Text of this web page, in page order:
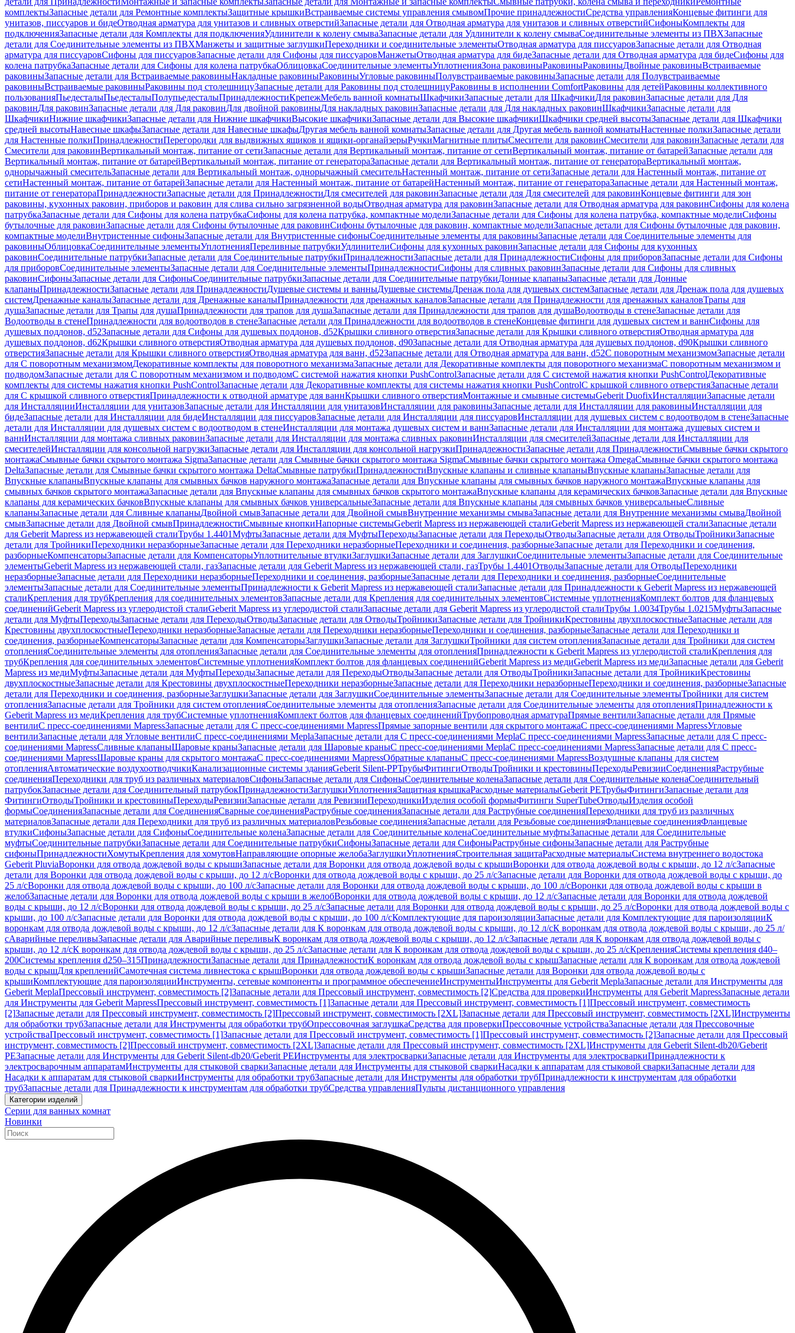
комплектыЗапасные детали для Ремонтные комплектыЗащитные крышкиВстраиваемые системы управления смывомПрочие принадлежностиСредства управленияКонцевые фитинги для
унитазов, писсуаров и бидеОтводная арматура для унитазов и сливных отверстийЗапасные детали для Отводная арматура для унитазов и сливных отверстийСифоныКомплекты для
подключенияЗапасные детали для Комплекты для подключенияУдлинители к колену смываЗапасные детали для Удлинители к колену смываСоединительные элементы из ПВХЗапасные
детали для Соединительные элементы из ПВХМанжеты и защитные заглушкиПереходники и соединительные элементыОтводная арматура для писсуаровЗапасные детали для Отводная
арматура для писсуаровCифоны для писсуаровЗапасные детали для Cифоны для писсуаровМанжетыОтводная арматура для бидеЗапасные детали для Отводная арматура для бидеСифоны для
колена патрубкаЗапасные детали для Сифоны для колена патрубкаОблицовкаСоединительные элементыУплотненияЗона раковиныРаковиныРаковиныДвойные раковиныВстраиваемые
раковиныЗапасные детали для Встраиваемые раковиныНакладные раковиныРаковиныУгловые раковиныПолувстраиваемые раковиныЗапасные детали для Полувстраиваемые
раковиныВстраиваемые раковиныРаковины под столешницуЗапасные детали для Раковины под столешницуРаковины в исполнении ComfortPаковины для детейРаковины коллективного
пользованияПьедесталыПьедесталыПолупьедесталыПринадлежностиКрепежМебель ванной комнатыШкафчикиЗапасные детали для ШкафчикиДля раковинЗапасные детали для Для
раковинДля раковинЗапасные детали для Для раковинДля двойной раковиныДля накладных pаковинЗапасные детали для Для накладных pаковинШкафчикиЗапасные детали для
ШкафчикиНижние шкафчикиЗапасные детали для Нижние шкафчикиВысокие шкафчикиЗапасные детали для Высокие шкафчикиШкафчики средней высотыЗапасные детали для Шкафчики
средней высотыНавесные шкафыЗапасные детали для Навесные шкафыДругая мебель ванной комнатыЗапасные детали для Другая мебель ванной комнатыНастенные полкиЗапасные детали
для Настенные полкиПринадлежностиПерегородки для выдвижных ящиков и ящики-органайзерыРучкиМагнитные плитыСмесители для раковинСмесители для раковинЗапасные детали для
Смесители для раковинВертикальный монтаж, питание от сетиЗапасные детали для Вертикальный монтаж, питание от сетиВертикальный монтаж, питание от батарейЗапасные детали для
Вертикальный монтаж, питание от батарейВертикальный монтаж, питание от генератораЗапасные детали для Вертикальный монтаж, питание от генератораВертикальный монтаж,
однорычажный смесительЗапасные детали для Вертикальный монтаж, однорычажный смесительНастенный монтаж, питание от сетиЗапасные детали для Настенный монтаж, питание от
сетиНастенный монтаж, питание от батарейЗапасные детали для Настенный монтаж, питание от батарейНастенный монтаж, питание от генератораЗапасные детали для Настенный монтаж,
питание от генератораПринадлежностиЗапасные детали для ПринадлежностиДля смесителей для раковинЗапасные детали для Для смесителей для раковинКонцевые фитинги для зон
раковины, кухонных раковин, приборов и раковин для слива сильно загрязненной водыОтводная арматура для раковинЗапасные детали для Отводная арматура для раковинСифоны для колена
патрубкаЗапасные детали для Сифоны для колена патрубкаСифоны для колена патрубка, компактные моделиЗапасные детали для Сифоны для колена патрубка, компактные моделиСифоны
бутылочные для раковинЗапасные детали для Сифоны бутылочные для раковинСифоны бутылочные для раковин, компактные моделиЗапасные детали для Сифоны бутылочные для раковин,
компактные моделиВнутристенные сифоныЗапасные детали для Внутристенные сифоныСоединительные элементы для раковиныЗапасные детали для Соединительные элементы для
раковиныОблицовкаСоединительные элементыУплотненияПереливные патрубкиУдлинителиСифоны для кухонных раковинЗапасные детали для Сифоны для кухонных
раковинСоединительные патрубкиЗапасные детали для Соединительные патрубкиПринадлежностиЗапасные детали для ПринадлежностиСифоны для приборовЗапасные детали для Сифоны
для приборовСоединительные элементыЗапасные детали для Соединительные элементыПринадлежностиСифоны для сливных раковинЗапасные детали для Сифоны для сливных
раковинСифоныЗапасные детали для СифоныСоединительные патрубкиЗапасные детали для Соединительные патрубкиДонные клапаныЗапасные детали для Донные
клапаныПринадлежностиЗапасные детали для ПринадлежностиДушевые системы и ванныДушевые системыДренаж пола для душевых системЗапасные детали для Дренаж пола для душевых
системДренажные каналыЗапасные детали для Дренажные каналыПринадлежности для дренажных каналовЗапасные детали для Принадлежности для дренажных каналовТрапы для
душаЗапасные детали для Трапы для душаПринадлежности для трапов для душаЗапасные детали для Принадлежности для трапов для душаВодоотводы в стенеЗапасные детали для
Водоотводы в стенеПринадлежности для водоотводов в стенеЗапасные детали для Принадлежности для водоотводов в стенеКонцевые фитинги для душевых систем и ваннСифоны для
душевых поддонов, d52Запасные детали для Сифоны для душевых поддонов, d52Крышки сливного отверстияЗапасные детали для Крышки сливного отверстияОтводная арматура для
душевых поддонов, d62Крышки сливного отверстияОтводная арматура для душевых поддонов, d90Запасные детали для Отводная арматура для душевых поддонов, d90Крышки сливного
отверстияЗапасные детали для Крышки сливного отверстияОтводная арматура для ванн, d52Запасные детали для Отводная арматура для ванн, d52С поворотным механизмомЗапасные детали
для С поворотным механизмомДекоративные комплекты для поворотного механизмаЗапасные детали для Декоративные комплекты для поворотного механизмаС поворотным механизмом и
подводомЗапасные детали для С поворотным механизмом и подводомС системой нажатия кнопки PushControlЗапасные детали для С системой нажатия кнопки PushControlДекоративные
комплекты для системы нажатия кнопки PushControlЗапасные детали для Декоративные комплекты для системы нажатия кнопки PushControlС крышкой сливного отверстияЗапасные детали
для С крышкой сливного отверстияПринадлежности к отводной арматуре для ваннКрышки сливного отверстияМонтажные и смывные системыGeberit DuofixИнсталляцииЗапасные детали
для ИнсталляцииИнсталляции для унитазовЗапасные детали для Инсталляции для унитазовИнсталляции для раковиныЗапасные детали для Инсталляции для раковиныИнсталляции для
бидеЗапасные детали для Инсталляции для бидеИнсталляции для писсуаровЗапасные детали для Инсталляции для писсуаровИнсталляции для душевых систем с водоотводом в стенеЗапасные
детали для Инсталляции для душевых систем с водоотводом в стенеИнсталляции для монтажа душевых систем и ваннЗапасные детали для Инсталляции для монтажа душевых систем и
ваннИнсталляции для монтажа сливных раковинЗапасные детали для Инсталляции для монтажа сливных раковинИнсталляции для смесителейЗапасные детали для Инсталляции для
смесителейИнсталляции для консольной нагрузкиЗапасные детали для Инсталляции для консольной нагрузкиПринадлежностиЗапасные детали для ПринадлежностиСмывные бачки скрытого
монтажаСмывные бачки скрытого монтажа SigmaЗапасные детали для Смывные бачки скрытого монтажа SigmaСмывные бачки скрытого монтажа OmegaСмывные бачки скрытого монтажа
DeltaЗапасные детали для Смывные бачки скрытого монтажа DeltaСмывные патрубкиПринадлежностиВпускные клапаны и сливные клапаныВпускные клапаныЗапасные детали для
Впускные клапаныВпускные клапаны для смывных бачков наружного монтажаЗапасные детали для Впускные клапаны для смывных бачков наружного монтажаВпускные клапаны для
смывных бачков скрытого монтажаЗапасные детали для Впускные клапаны для смывных бачков скрытого монтажаВпускные клапаны для керамических бачковЗапасные детали для Впускные
клапаны для керамических бачковВпускные клапаны для смывных бачков универсальныеЗапасные детали для Впускные клапаны для смывных бачков универсальныеСливные
клапаныЗапасные детали для Сливные клапаныДвойной смывЗапасные детали для Двойной смывВнутренние механизмы смываЗапасные детали для Внутренние механизмы смываДвойной
смывЗапасные детали для Двойной смывПринадлежностиСмывные кнопкиНапорные системыGeberit Mapress из нержавеющей сталиGeberit Mapress из нержавеющей сталиЗапасные детали
для Geberit Mapress из нержавеющей сталиТрубы 1.4401МуфтыЗапасные детали для МуфтыПереходыЗапасные детали для ПереходыОтводыЗапасные детали для ОтводыТройникиЗапасные
детали для ТройникиПереходники неразборныеЗапасные детали для Переходники неразборныеПереходники и соединения, разборныеЗапасные детали для Переходники и соединения,
разборныеКомпенсаторыЗапасные детали для КомпенсаторыУплотнительные втулкиЗаглушкиЗапасные детали для ЗаглушкиСоединительные элементыЗапасные детали для Соединительные
элементыGeberit Mapress из нержавеющей стали, газЗапасные детали для Geberit Mapress из нержавеющей стали, газТрубы 1.4401ОтводыЗапасные детали для ОтводыПереходники
неразборныеЗапасные детали для Переходники неразборныеПереходники и соединения, разборныеЗапасные детали для Переходники и соединения, разборныеСоединительные
элементыЗапасные детали для Соединительные элементыПринадлежности к Geberit Mapress из нержавеющей сталиЗапасные детали для Принадлежности к Geberit Mapress из нержавеющей
сталиКрепления для трубКрепления для соединительных элементовЗапасные детали для Крепления для соединительных элементовСистемные уплотненияКомплект болтов для фланцевых
соединенийGeberit Mapress из углеродистой сталиGeberit Mapress из углеродистой сталиЗапасные детали для Geberit Mapress из углеродистой сталиТрубы 1.0034Трубы 1.0215МуфтыЗапасные
детали для МуфтыПереходыЗапасные детали для ПереходыОтводыЗапасные детали для ОтводыТройникиЗапасные детали для ТройникиКрестовины двухплоскостныеЗапасные детали для
Крестовины двухплоскостныеПереходники неразборныеЗапасные детали для Переходники неразборныеПереходники и соединения, разборныеЗапасные детали для Переходники и
соединения, разборныеКомпенсаторыЗапасные детали для КомпенсаторыЗаглушкиЗапасные детали для ЗаглушкиТройники для систем отопленияЗапасные детали для Тройники для систем
отопленияСоединительные элементы для отопленияЗапасные детали для Соединительные элементы для отопленияПринадлежности к Geberit Mapress из углеродистой сталиКрепления для
трубКрепления для соединительных элементовСистемные уплотненияКомплект болтов для фланцевых соединенийGeberit Mapress из медиGeberit Mapress из медиЗапасные детали для Geberit
Mapress из медиМуфтыЗапасные детали для МуфтыПереходыЗапасные детали для ПереходыОтводыЗапасные детали для ОтводыТройникиЗапасные детали для ТройникиКрестовины
двухплоскостныеЗапасные детали для Крестовины двухплоскостныеПереходники неразборныеЗапасные детали для Переходники неразборныеПереходники и соединения, разборныеЗапасные
детали для Переходники и соединения, разборныеЗаглушкиЗапасные детали для ЗаглушкиСоединительные элементыЗапасные детали для Соединительные элементыТройники для систем
отопленияЗапасные детали для Тройники для систем отопленияСоединительные элементы для отопленияЗапасные детали для Соединительные элементы для отопленияПринадлежности к
Geberit Mapress из медиКрепления для трубСистемные уплотненияКомплект болтов для фланцевых соединенийТрубопроводная арматураПрямые вентилиЗапасные детали для Прямые
вентилиС пресс-соединениями MapressЗапасные детали для С пресс-соединениями MapressПрямые запорные вентили для скрытого монтажаС пресс-соединениями MapressУгловые
вентилиЗапасные детали для Угловые вентилиС пресс-соединениями MeplaЗапасные детали для С пресс-соединениями MeplaС пресс-соединениями MapressЗапасные детали для С пресс-
соединениями MapressСливные клапаныШаровые краныЗапасные детали для Шаровые краныС пресс-соединениями MeplaС пресс-соединениями MapressЗапасные детали для С пресс-
соединениями MapressШаровые краны для скрытого монтажаС пресс-соединениями MapressОбратные клапаныС пресс-соединениями MapressВоздушные клапаны для систем
отопленияАвтоматические воздухоотводчикиКанализационные системы зданияGeberit Silent-PPТрубыФитингиОтводыТройники и крестовиныПереходыРевизииСоединенияРаструбные
соединенияПереходники для труб из различных материаловСифоныЗапасные детали для СифоныСоединительные коленаЗапасные детали для Соединительные коленаСоединительный
патрубокЗапасные детали для Соединительный патрубокПринадлежностиЗаглушкиУплотненияЗащитная крышкаРасходные материалыGeberit PEТрубыФитингиЗапасные детали для
ФитингиОтводыТройники и крестовиныПереходыРевизииЗапасные детали для РевизииПереходникиИзделия особой формыФитинги SuperTubeОтводыИзделия особой
формыСоединенияЗапасные детали для СоединенияСварные соединенияРаструбные соединенияЗапасные детали для Раструбные соединенияПереходники для труб из различных
материаловЗапасные детали для Переходники для труб из различных материаловРезьбовые соединенияЗапасные детали для Резьбовые соединенияФланцевые соединенияФланцевые
втулкиСифоныЗапасные детали для СифоныСоединительные коленаЗапасные детали для Соединительные коленаСоединительные муфтыЗапасные детали для Соединительные
муфтыСоединительные патрубкиЗапасные детали для Соединительные патрубкиСифоныЗапасные детали для СифоныРаструбные сифоныЗапасные детали для Раструбные
сифоныПринадлежностиХомутыКрепления для хомутовНаправляющие опорные желобаЗаглушкиУплотненияСтроительная защитаРасходные материалыСистема внутреннего водостока
Geberit PluviaВоронки для отвода дождевой воды с крышиЗапасные детали для Воронки для отвода дождевой воды с крышиВоронки для отвода дождевой воды с крыши, до 12 л/сЗапасные
детали для Воронки для отвода дождевой воды с крыши, до 12 л/сВоронки для отвода дождевой воды с крыши, до 25 л/сЗапасные детали для Воронки для отвода дождевой воды с крыши, до
25 л/сВоронки для отвода дождевой воды с крыши, до 100 л/сЗапасные детали для Воронки для отвода дождевой воды с крыши, до 100 л/сВоронки для отвода дождевой воды с крыши в
желобЗапасные детали для Воронки для отвода дождевой воды с крыши в желобВоронки для отвода дождевой воды с крыши, до 12 л/сЗапасные детали для Воронки для отвода дождевой
воды с крыши, до 12 л/сВоронки для отвода дождевой воды с крыши, до 25 л/сЗапасные детали для Воронки для отвода дождевой воды с крыши, до 25 л/сВоронки для отвода дождевой воды с
крыши, до 100 л/сЗапасные детали для Воронки для отвода дождевой воды с крыши, до 100 л/сКомплектующие для пароизоляцииЗапасные детали для Комплектующие для пароизоляцииК
воронкам для отвода дождевой воды с крыши, до 12 л/сЗапасные детали для К воронкам для отвода дождевой воды с крыши, до 12 л/сК воронкам для отвода дождевой воды с крыши, до 25 л/
сАварийные переливыЗапасные детали для Аварийные переливыК воронкам для отвода дождевой воды с крыши, до 12 л/сЗапасные детали для К воронкам для отвода дождевой воды с
крыши, до 12 л/сК воронкам для отвода дождевой воды с крыши, до 25 л/сЗапасные детали для К воронкам для отвода дождевой воды с крыши, до 25 л/сКрепленияСистемы крепления d40–
200Системы крепления d250–315ПринадлежностиЗапасные детали для ПринадлежностиК воронкам для отвода дождевой воды с крышЗапасные детали для К воронкам для отвода дождевой
воды с крышДля крепленийСамотечная система ливнестока с крышВоронки для отвода дождевой воды с крышиЗапасные детали для Воронки для отвода дождевой воды с
крышиКомплектующие для пароизоляцииИнструменты, сетевые компоненты и программное обеспечениеИнструментыИнструменты для Geberit MeplaЗапасные детали для Инструменты для
Geberit MeplaПрессовый инструмент, совместимость [2]Запасные детали для Прессовый инструмент, совместимость [2]Средства для проверкиИнструменты для Geberit MapressЗапасные детали
для Инструменты для Geberit MapressПрессовый инструмент, совместимость [1]Запасные детали для Прессовый инструмент, совместимость [1]Прессовый инструмент, совместимость
[2]Запасные детали для Прессовый инструмент, совместимость [2]Прессовый инструмент, совместимость [2XL]Запасные детали для Прессовый инструмент, совместимость [2XL]Инструменты
для обработки трубЗапасные детали для Инструменты для обработки трубОпрессовочная заглушкаСредства для проверкиПрессовочные устройстваЗапасные детали для Прессовочные
устройстваПрессовый инструмент, совместимость [1]Запасные детали для Прессовый инструмент, совместимость [1]Прессовый инструмент, совместимость [2]Запасные детали для Прессовый
инструмент, совместимость [2]Прессовый инструмент, совместимость [2XL]Запасные детали для Прессовый инструмент, совместимость [2XL]Инструменты для Geberit Silent-db20/Geberit
PEЗапасные детали для Инструменты для Geberit Silent-db20/Geberit PEИнструменты для электросваркиЗапасные детали для Инструменты для электросваркиПринадлежности к
электросварочным аппаратамИнструменты для стыковой сваркиЗапасные детали для Инструменты для стыковой сваркиНасадки к аппаратам для стыковой сваркиЗапасные детали для
Насадки к аппаратам для стыковой сваркиИнструменты для обработки трубЗапасные детали для Инструменты для обработки трубПринадлежности к инструментам для обработки
трубЗапасные детали для Принадлежности к инструментам для обработки трубСредства управленияПульты дистанционного управления
Категории изделий
Серии для ванных комнат
Новинки